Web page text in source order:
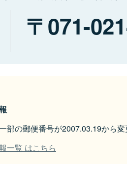
071-
部の郵便番号が2007.03.19から
一覧 はこちら